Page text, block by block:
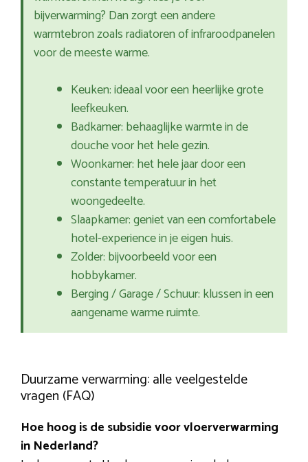
bijverwarming? Dan zorgt een andere
warmtebron zoals radiatoren of infraroodpanelen
voor de meeste warme.
Keuken: ideaal voor een heerlijke grote
leefkeuken.
Badkamer: behaaglijke warmte in de
douche voor het hele gezin.
Woonkamer: het hele jaar door een
constante temperatuur in het
woongedeelte.
Slaapkamer: geniet van een comfortabele
hotel-experience in je eigen huis.
Zolder: bijvoorbeeld voor een
hobbykamer.
Berging / Garage / Schuur: klussen in een
aangename warme ruimte.
Duurzame verwarming: alle veelgestelde
vragen (FAQ)
Hoe hoog is de subsidie voor vloerverwarming
in Nederland?